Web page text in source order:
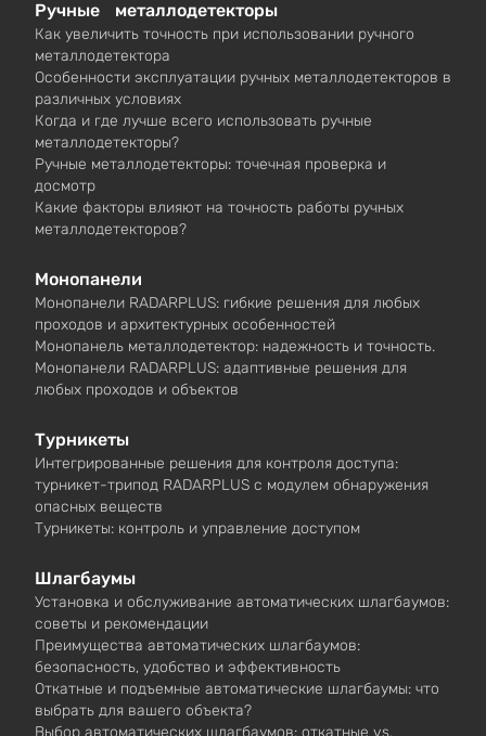
Ручные металлодетекторы
Как увеличить точность при использовании ручного
металлодетектора
Особенности эксплуатации ручных металлодетекторов в
различных условиях
Когда и где лучше всего использовать ручные
металлодетекторы?
Ручные металлодетекторы: точечная проверка и
досмотр
Какие факторы влияют на точность работы ручных
металлодетекторов?
Монопанели
Монопанели RADARPLUS: гибкие решения для любых
проходов и архитектурных особенностей
Монопанель металлодетектор: надежность и точность.
Монопанели RADARPLUS: адаптивные решения для
любых проходов и объектов
Турникеты
Интегрированные решения для контроля доступа:
турникет-трипод RADARPLUS с модулем обнаружения
опасных веществ
Турникеты: контроль и управление доступом
Шлагбаумы
Установка и обслуживание автоматических шлагбаумов:
советы и рекомендации
Преимущества автоматических шлагбаумов:
безопасность, удобство и эффективность
Откатные и подъемные автоматические шлагбаумы: что
выбрать для вашего объекта?
Выбор автоматических шлагбаумов: откатные vs.